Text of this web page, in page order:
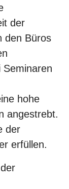
der
den Büros
Seminaren
hohe
angestrebt.
der
erfüllen.